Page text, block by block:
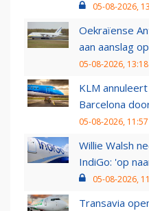
05-08-2026,
Oekraïense
aan aanslag
05-08-2026, 13:18
KLM
Barcelona
05-08-2026, 11:57
Willie Walsh
IndiGo: 'op
05-08-2026,
Transavia